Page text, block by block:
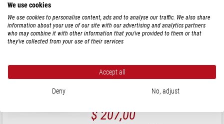
$ 345,00
leveransklar om 24 h
filter L-eNhance 1.25
$ 207,00
We use cookies
We use cookies to personalise content, ads and to analyse our traffic. We also share
information about your use of our site with our advertising and analytics partners
who may combine it with other information that you’ve provided to them or that
they’ve collected from your use of their services
Accept all
Deny No, adjust